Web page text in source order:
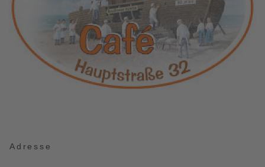
Adresse